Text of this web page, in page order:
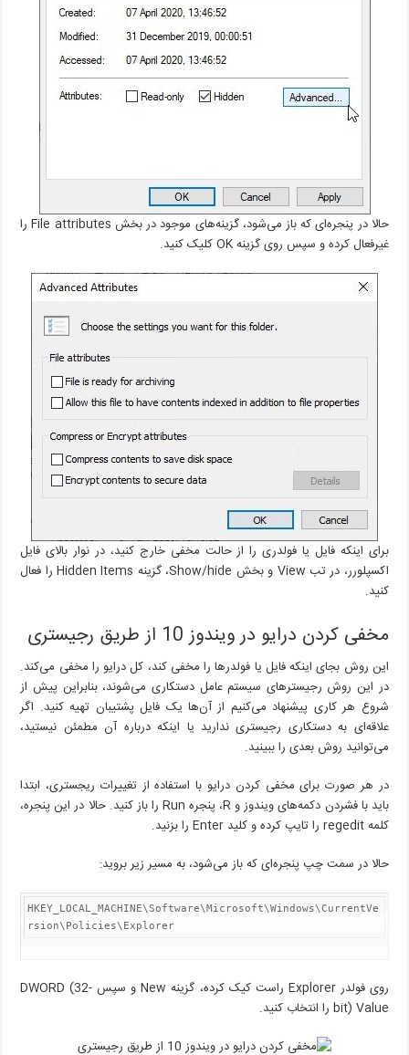
حالا در پنجره‌ای که باز می‌شود، گزینه‌های موجود در بخش File attributes را
غیرفعال کرده و سپس روی گزینه OK کلیک کنید.
برای اینکه فایل یا فولدری را از حالت مخفی خارج کنید، در نوار بالای فایل
اکسپلورر، در تب View و بخش Show/hide، گزینه Hidden Items را فعال
کنید.
مخفی کردن درایو در ویندوز 10 از طریق رجیستری
این روش بجای اینکه فایل یا فولدرها را مخفی کند، کل درایو را مخفی می‌کند.
در این روش رجیسترهای سیستم عامل دستکاری می‌شوند، بنابراین پیش از
شروع هر کاری پیشنهاد می‌کنیم از آن‌ها یک فایل پشتیبان تهیه کنید. اگر
علاقه‌ای به دستکاری رجیستری ندارید یا اینکه درباره آن مطمئن نیستید،
می‌توانید روش بعدی را ببینید.
در هر صورت برای مخفی کردن درایو با استفاده از تغییرات ریجستری، ابتدا
باید با فشردن دکمه‌های ویندوز و R، پنجره Run را باز کنید. حالا در این پنجره،
کلمه regedit را تایپ کرده و کلید Enter را بزنید.
حالا در سمت چپ پنجره‌ای که باز می‎‌شود، به مسیر زیر بروید:
HKEY_LOCAL_MACHINE\Software\Microsoft\Windows\CurrentVe
rsion\Policies\Explorer
روی فولدر Explorer راست کیک کرده، گزینه New و سپس DWORD (32-
bit) Value را انتخاب کنید.